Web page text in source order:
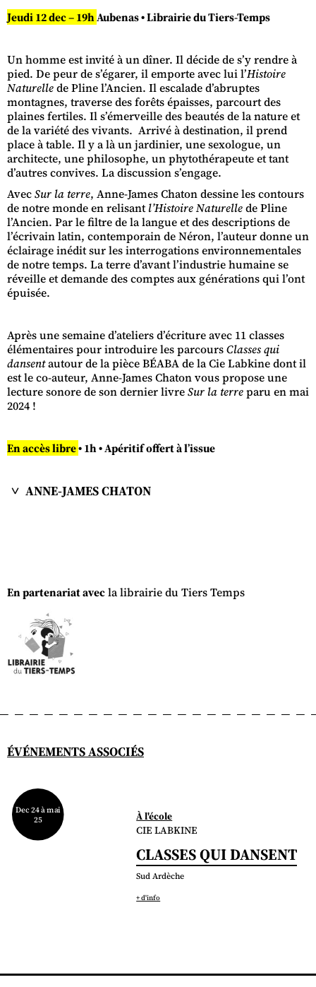
Jeudi12dec– 19hAubenas • Librairie du Tiers-Temps
Un homme est invité à un dîner. Il décide de s’y rendre à
pied. De peur de s’égarer, il emporte avec lui l’Histoire
Naturellede Pline l’Ancien. Il escalade d’abruptes
montagnes, traverse des forêts épaisses, parcourt des
plaines fertiles. Il s’émerveille des beautés de la nature et
de la variété des vivants. Arrivé à destination, il prend
place à table. Il y a là un jardinier, une sexologue, un
architecte, une philosophe, un phytothérapeute et tant
d’autres convives. La discussion s’engage.
AvecSur la terre, Anne-James Chaton dessine les contours
de notre monde en relisantl’Histoire Naturellede Pline
l’Ancien. Par le filtre de la langue et des descriptions de
l’écrivain latin, contemporain de Néron, l’auteur donne un
éclairage inédit sur les interrogations environnementales
de notre temps. La terre d’avant l’industrie humaine se
réveille et demande des comptes aux générations qui l’ont
épuisée.
Après une semaine d’ateliers d’écriture avec 11 classes
élémentaires pour introduire les parcoursClasses qui
dansentautour de la pièce BÉABA de la Cie Labkine dont il
est le co-auteur, Anne-James Chaton vous propose une
lecture sonore de son dernier livreSur la terreparu en mai
2024 !
En accès libre• 1h •Apéritif offert à l’issue
ANNE-JAMES CHATON
En partenariat avecla librairie du Tiers Temps
ÉVÉNEMENTS ASSOCIÉS
À l'école
Dec 24 à mai
25
CIE LABKINE
CLASSES QUI DANSENT
Sud Ardèche
+ d'info